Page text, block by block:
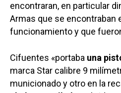
encontraran, en particular
Armas que se encontraban
funcionamiento y que
Cifuentes «portaba una
marca Star calibre 9
municionado y otro en la